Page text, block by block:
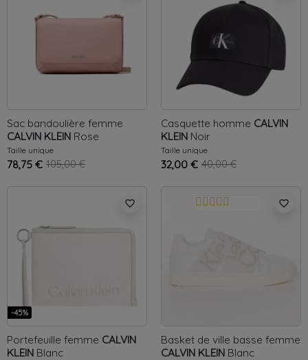
Sac bandoulière femme
CALVIN KLEIN Rose
Taille unique
78,75 € 105,00 €
Casquette homme CALVIN
KLEIN Noir
Taille unique
32,00 € 40,00 €
favorite_border
-45%
Portefeuille femme CALVIN
KLEIN Blanc
favorite_border
Basket de ville basse femme
CALVIN KLEIN Blanc